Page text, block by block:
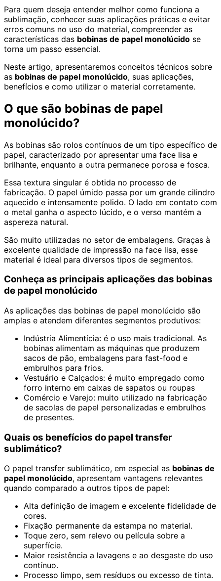
Para quem deseja entender melhor como funciona a
sublimação, conhecer suas aplicações práticas e evitar
erros comuns no uso do material, compreender as
características das bobinas de papel monolúcido se
torna um passo essencial.
Neste artigo, apresentaremos conceitos técnicos sobre
as bobinas de papel monolúcido, suas aplicações,
benefícios e como utilizar o material corretamente.
O que são bobinas de papel
monolúcido?
As bobinas são rolos contínuos de um tipo específico de
papel, caracterizado por apresentar uma face lisa e
brilhante, enquanto a outra permanece porosa e fosca.
Essa textura singular é obtida no processo de
fabricação. O papel úmido passa por um grande cilindro
aquecido e intensamente polido. O lado em contato com
o metal ganha o aspecto lúcido, e o verso mantém a
aspereza natural.
São muito utilizadas no setor de embalagens. Graças à
excelente qualidade de impressão na face lisa, esse
material é ideal para diversos tipos de segmentos.
Conheça as principais aplicações das bobinas
de papel monolúcido
As aplicações das bobinas de papel monolúcido são
amplas e atendem diferentes segmentos produtivos:
Indústria Alimentícia: é o uso mais tradicional. As
bobinas alimentam as máquinas que produzem
sacos de pão, embalagens para fast-food e
embrulhos para frios.
Vestuário e Calçados: é muito empregado como
forro interno em caixas de sapatos ou roupas
Comércio e Varejo: muito utilizado na fabricação
de sacolas de papel personalizadas e embrulhos
de presentes.
Quais os benefícios do papel transfer
sublimático?
O papel transfer sublimático, em especial as bobinas de
papel monolúcido, apresentam vantagens relevantes
quando comparado a outros tipos de papel:
Alta definição de imagem e excelente fidelidade de
cores.
Fixação permanente da estampa no material.
Toque zero, sem relevo ou película sobre a
superfície.
Maior resistência a lavagens e ao desgaste do uso
contínuo.
Processo limpo, sem resíduos ou excesso de tinta.